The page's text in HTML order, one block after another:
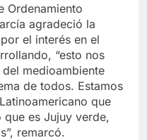
Ordenamiento
agradeció la
el interés en el
“esto nos
medioambiente
de todos. Estamos
que
es Jujuy verde,
remarcó.